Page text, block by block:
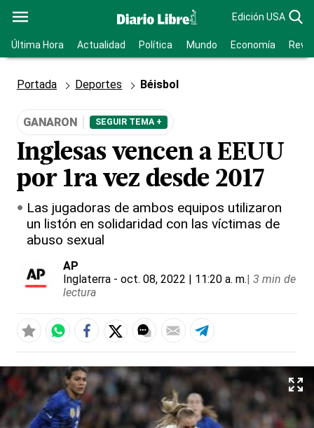
Edición USA
Última Hora Actualidad Política Mundo Economía
Portada Deportes Béisbol
GANARON SEGUIR TEMA +
Inglesas vencen a EEUU
por 1ra vez desde 2017
Las jugadoras de ambos equipos utilizaron
un listón en solidaridad con las víctimas de
abuso sexual
AP
Inglaterra - oct. 08, 2022 | 11:20 a. m.| 3 min de
lectura